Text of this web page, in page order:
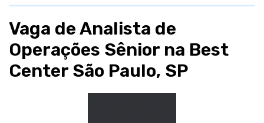
Vaga de Analista de
Operações Sênior na Best
Center São Paulo, SP